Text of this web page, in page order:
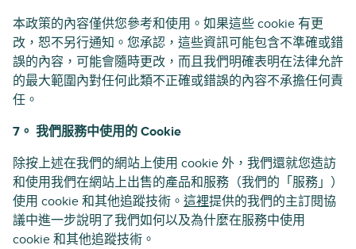
本政策的內容僅供您參考和使用。如果這些 cookie 有更
改，恕不另行通知。您承認，這些資訊可能包含不準確或錯
誤的內容，可能會隨時更改，而且我們明確表明在法律允許
的最大範圍內對任何此類不正確或錯誤的內容不承擔任何責
任。
7。 我們服務中使用的 Cookie
除按上述在我們的網站上使用 cookie 外，我們還就您造訪
和使用我們在網站上出售的產品和服務（我們的「服務」）
使用 cookie 和其他追蹤技術。 這裡提供的我們的主訂閱協
議中進一步說明了我們如何以及為什麼在服務中使用
cookie 和其他追蹤技術。